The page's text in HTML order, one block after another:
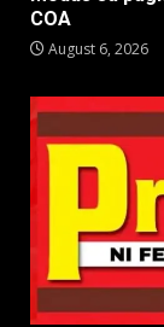
COA
August 6, 2026